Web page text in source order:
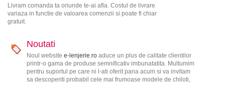
Livram comanda ta oriunde te-ai afla. Costul de livrare
variaza in functie de valoarea comenzii si poate fi chiar
gratuit.
Noutati
Noul website e-lenjerie.roaduce un plus de calitate clientilor
printr-o gama de produse semnificativ imbunatatita. Multumim
pentru suportul pe care ni l-ati oferit pana acum si va invitam
sa descoperiti probabil cele mai frumoase modele de chiloti,